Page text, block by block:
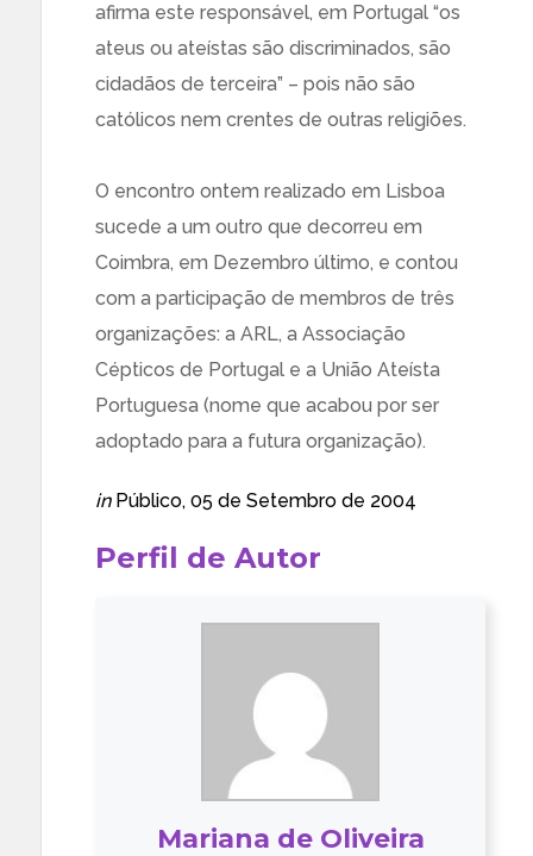
afirma este responsável, em Portugal “os
ateus ou ateístas são discriminados, são
cidadãos de terceira” – pois não são
católicos nem crentes de outras religiões.
O encontro ontem realizado em Lisboa
sucede a um outro que decorreu em
Coimbra, em Dezembro último, e contou
com a participação de membros de três
organizações: a ARL, a Associação
Cépticos de Portugal e a União Ateísta
Portuguesa (nome que acabou por ser
adoptado para a futura organização).
in Público, 05 de Setembro de 2004
Perfil de Autor
Mariana de Oliveira